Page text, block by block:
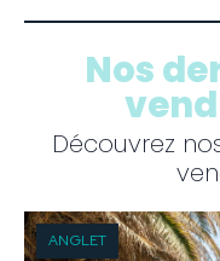
Nos
Découvrez
ANGLET